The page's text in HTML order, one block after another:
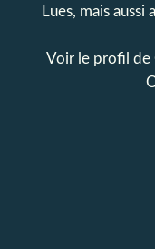
Lues, mais aussi
Voir le profil de